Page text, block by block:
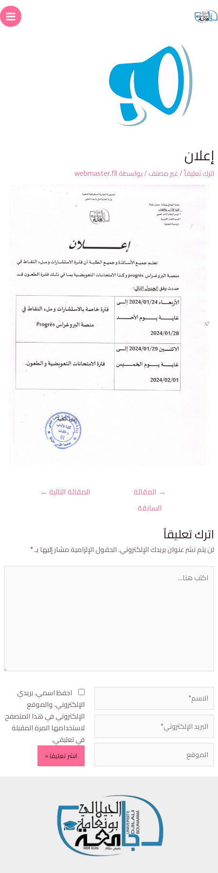
تعليقاً/غير مصنف/ بواسطةwebmaster.fll
→المقالة
السابقة
المقالة التالية←
تعليقاً
يتم نشر عنوان بريدك الإلكتروني.الحقول الإلزامية مشار إليها بـ*
احفظ اسمي، بريدي
الإلكتروني، والموقع
الإلكتروني في هذا المتصفح
لاستخدامها المرة المقبلة
في تعليقي.